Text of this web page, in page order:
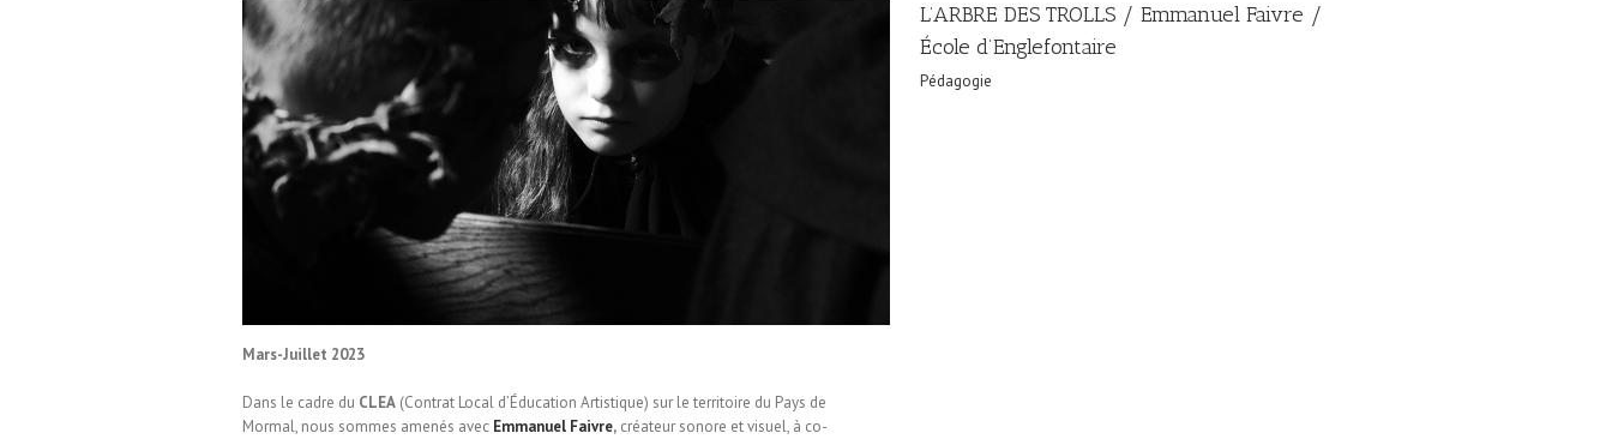
L’ARBRE DES TROLLS / Emmanuel Faivre /
École d’Englefontaire
Pédagogie
Mars-Juillet 2023
Dans le cadre du CLEA (Contrat Local d’Éducation Artistique) sur le territoire du Pays de
Mormal, nous sommes amenés avec Emmanuel Faivre, créateur sonore et visuel, à co-